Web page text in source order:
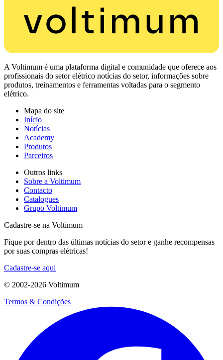
A Voltimum é uma plataforma digital e comunidade que oferece aos
profissionais do setor elétrico notícias do setor, informações sobre
produtos, treinamentos e ferramentas voltadas para o segmento
elétrico.
Mapa do site
Início
Notícias
Academy
Produtos
Parceiros
Outros links
Sobre a Voltimum
Contacto
Catalogues
Grupo Voltimum
Cadastre-se na Voltimum
Fique por dentro das últimas notícias do setor e ganhe recompensas
por suas compras elétricas!
Cadastre-se aqui
© 2002-2026 Voltimum
Termos & Condições